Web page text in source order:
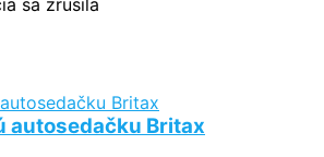
sa zrusila
autosedačku Britax